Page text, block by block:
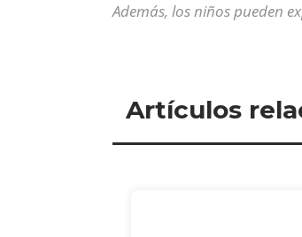
Además, los niños pueden
Artículos